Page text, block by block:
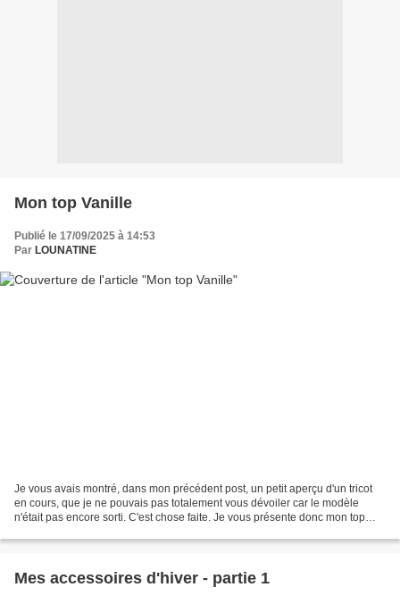
Mon top Vanille
Publié le 17/09/2025 à 14:53
Par LOUNATINE
Je vous avais montré, dans mon précédent post, un petit aperçu d'un tricot
en cours, que je ne pouvais pas totalement vous dévoiler car le modèle
n'était pas encore sorti. C'est chose faite. Je vous présente donc mon top
Mes accessoires d'hiver - partie 1